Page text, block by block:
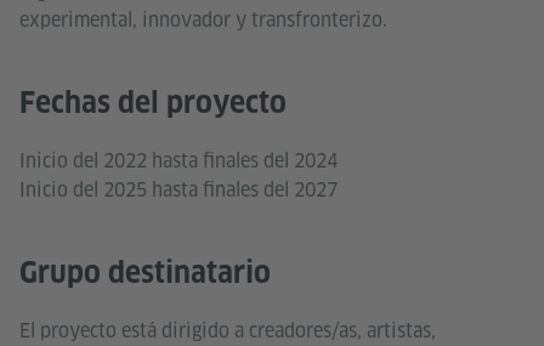
experimental, innovador y transfronterizo.
Fechas del proyecto
Inicio del 2022 hasta finales del 2024
Inicio del 2025 hasta finales del 2027
Grupo destinatario
El proyecto está dirigido a creadores/as, artistas,